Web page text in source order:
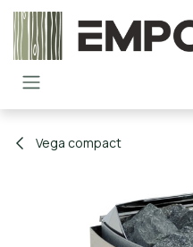
Overslaan naar inhoud
Vega compact